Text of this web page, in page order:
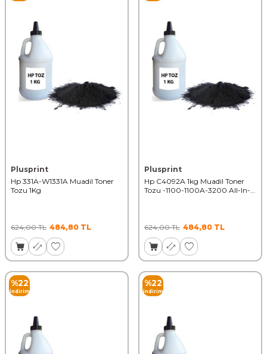
Plusprint
Hp 331A-W1331A Muadil Toner
Tozu 1Kg
624,00TL 484,80 TL
Plusprint
Hp C4092A 1kg Muadil Toner
Tozu -1100-1100A-3200 All-In-
624,00TL 484,80 TL
%22
İndirim
%22
İndirim